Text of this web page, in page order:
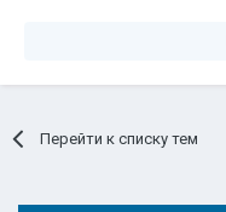
Перейти к списку тем